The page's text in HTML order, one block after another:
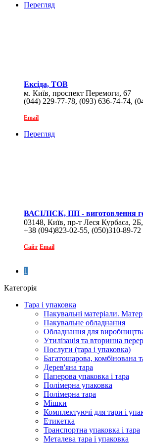
Перегляд
Ексіда, ТОВ
м. Київ, проспект Перемоги, 67
(044) 229-77-78, (093) 636-74-74,
Email
Перегляд
ВАСІЛІСК, ПП - виготовлення
03148, Київ, пр-т Леся Курбаса,
+38 (094)823-02-55, (050)310-89-72
Сайт Email
1
Категорія
Тара і упаковка
Пакувальні матеріали.
Пакувальне обладнання
Обладнання для
Утилізація та вторинна
Послуги (тара і упаковка)
Багатошарова, комбінована
Дерев'яна тара
Паперова упаковка і тара
Полімерна упаковка
Полімерна тара
Мішки
Комплектуючі для тари і
Етикетка
Транспортна упаковка і тара
Металева тара і упаковка